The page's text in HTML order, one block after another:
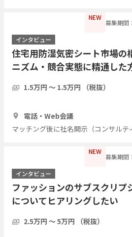
NEW
募集期
インタビュー
住宅用防湿気密シート市場の
ニズム・競合実態に精通した
グしたい
1.5万円 〜 1.5万円 （税抜）
電話・Web会議
マッチング後に社名開示（コンサルテ
NEW
募集期
インタビュー
ファッションのサブスクリプ
についてヒアリングしたい
2.5万円 〜 5万円 （税抜）